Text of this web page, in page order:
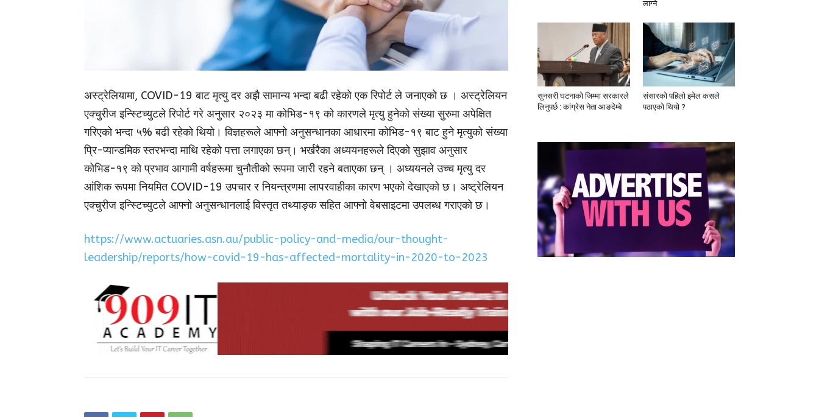
अस्ट्रेलियामा, COVID-19 बाट मृत्यु दर अझै सामान्य भन्दा बढी रहेको एक रिपोर्ट ले जनाएको छ । अस्ट्रेलियन
एक्चुरीज इन्स्टिच्युटले रिपोर्ट गरे अनुसार २०२३ मा कोभिड-१९ को कारणले मृत्यु हुनेको संख्या सुरुमा अपेक्षित
गरिएको भन्दा ५% बढी रहेको थियो। विज्ञहरूले आफ्नो अनुसन्धानका आधारमा कोभिड-१९ बाट हुने मृत्युको संख्या
प्रि-प्यान्डमिक स्तरभन्दा माथि रहेको पत्ता लगाएका छन्। भर्खरैका अध्ययनहरूले दिएको सुझाव अनुसार
कोभिड-१९ को प्रभाव आगामी वर्षहरूमा चुनौतीको रूपमा जारी रहने बताएका छन् । अध्ययनले उच्च मृत्यु दर
आंशिक रूपमा नियमित COVID-19 उपचार र नियन्त्रणमा लापरवाहीका कारण भएको देखाएको छ। अष्ट्रेलियन
एक्चुरीज इन्स्टिच्युटले आफ्नो अनुसन्धानलाई विस्तृत तथ्याङ्क सहित आफ्नो वेबसाइटमा उपलब्ध गराएको छ।
https://www.actuaries.asn.au/public-policy-and-media/our-thought-
leadership/reports/how-covid-19-has-affected-mortality-in-2020-to-2023
लाग्ने
सुनसरी घटनाको जिम्मा सरकारले
लिनुपर्छ : कांग्रेस नेता आङदेम्बे
संसारको पहिलो इमेल कसले
पठाएको थियो ?